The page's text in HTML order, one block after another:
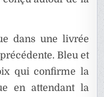
dans une livrée
Bleu et
qui confirme la
en attendant la